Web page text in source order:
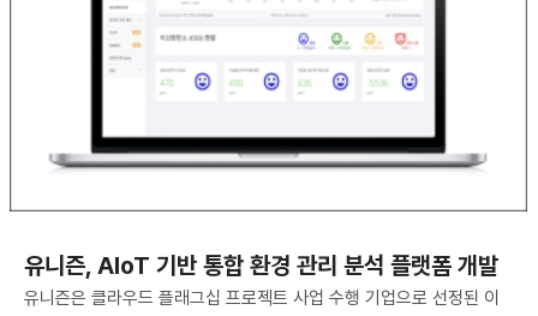
유니즌, AIoT 기반 통합 환경 관리 분석 플랫폼 개발
유니즌은 클라우드 플래그십 프로젝트 사업 수행 기업으로 선정된 이